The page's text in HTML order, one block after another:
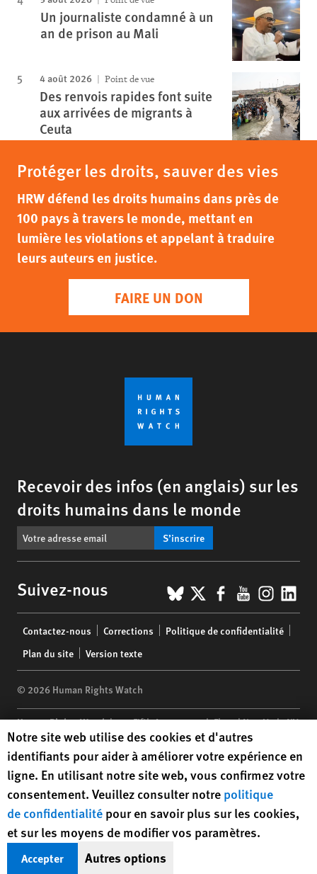
Un journaliste condamné à un
an de prison au Mali
4 août 2026 Point de vue
Des renvois rapides font suite
aux arrivées de migrants à
Ceuta
Protéger les droits, sauver des vies
HRW défend les droits humains dans près de
100 pays à travers le monde, mettant en
lumière les violations et appelant à traduire
leurs auteurs en justice.
FAIRE UN DON
Recevoir des infos (en anglais) sur les
droits humains dans le monde
S’inscrire
Suivez-nous BlueSky
X Facebook
YouTube
menu
Contactez-nous Corrections
Politique de confidentialité
Plan du site
Version texte
© 2026 Human Rights Watch
Human Rights Watch| 350 Fifth Avenue, 34th Floor | New York,NY
10118-3299USA |t1.212.290.4700
Human Rights Watchis a 501(C)(3) nonprofit registered in the US
under EIN: 13-2875808
Human Rights Watch cookie preferences
Notre site web utilise des cookies et d'autres
identifiants pour aider à améliorer votre expérience en
ligne. En utilisant notre site web, vous confirmez votre
consentement. Veuillez consulter notre politique
de confidentialité pour en savoir plus sur les cookies,
et sur les moyens de modifier vos paramètres.
Accepter Autres options